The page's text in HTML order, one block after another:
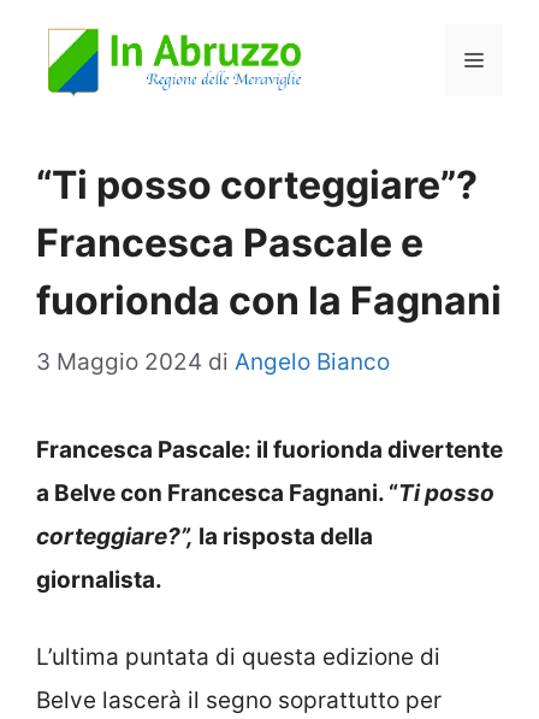
Menu
“Ti posso corteggiare”?
Francesca Pascale e
fuorionda con la Fagnani
3 Maggio 2024 di Angelo Bianco
Francesca Pascale: il fuorionda divertente
a Belve con Francesca Fagnani. “Ti posso
corteggiare?”, la risposta della
giornalista.
L’ultima puntata di questa edizione di
Belve lascerà il segno soprattutto per